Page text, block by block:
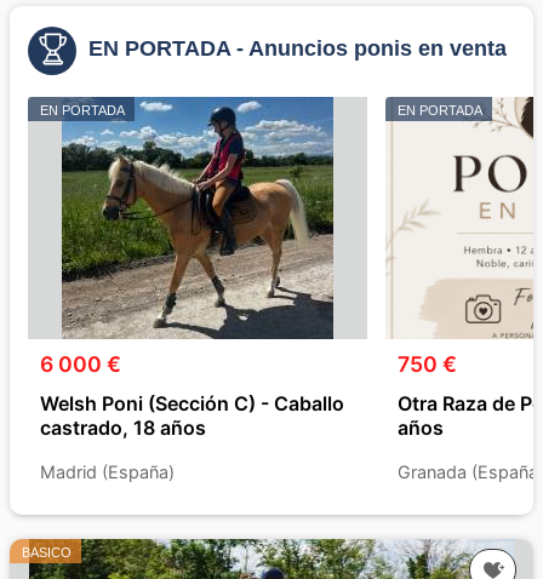
EN PORTADA - Anuncios ponis en venta
EN PORTADA
6 000 €
Welsh Poni (Sección C) - Caballo
castrado, 18 años
Madrid (España)
EN PORTADA
750 €
Otra Raza de
años
Granada (España)
BASICO